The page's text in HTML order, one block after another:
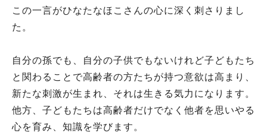
この一言がひなたなほこさんの心に深く刺さりまし
た。
自分の孫でも、自分の子供でもないけれど子どもたち
と関わることで高齢者の方たちが持つ意欲は高まり、
新たな刺激が生まれ、それは生きる気力になります。
他方、子どもたちは高齢者だけでなく他者を思いやる
心を育み、知識を学びます。